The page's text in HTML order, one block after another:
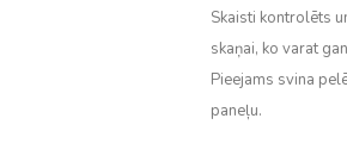
Skaisti kontrolēts
skaņai, ko varat
Pieejams svina
paneļu.